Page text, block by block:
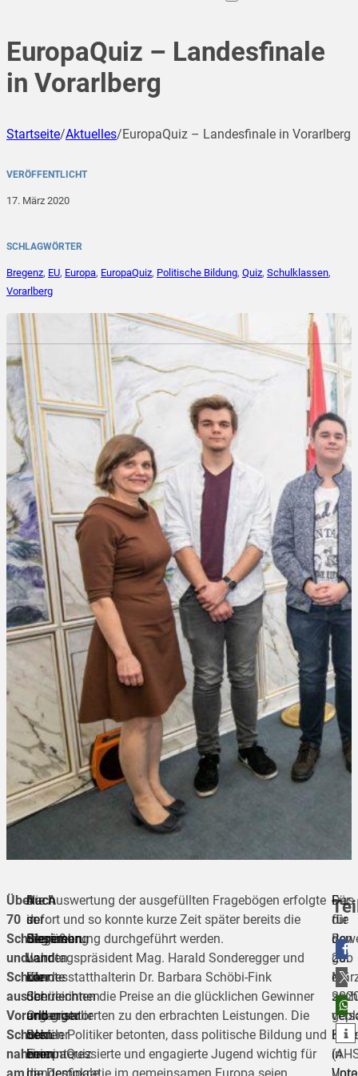
EuropaQuiz – Landesfinale
in Vorarlberg
Startseite/Aktuelles/EuropaQuiz – Landesfinale in Vorarlberg
VERÖFFENTLICHT
17. März 2020
SCHLAGWÖRTER
Bregenz, EU, Europa, EuropaQuiz, Politische Bildung, Quiz, Schulklassen,
Vorarlberg
Über
70
Schülerinnen
und
Schüler
aus
Vorarlberger
Schulen
nahmen
Auch
in
diesem
Jahr
konnte
der
Organisator
des
EuropaQuiz
Nach
der
Begrüßung
wurden
die
Schülerinnen
und
Schüler
beim
Die Auswertung der ausgefüllten Fragebögen erfolgte
sofort und so konnte kurze Zeit später bereits die
Siegerehrung durchgeführt werden.
Landtagspräsident Mag. Harald Sonderegger und
Landesstatthalterin Dr. Barbara Schöbi-Fink
überreichten die Preise an die glücklichen Gewinner
und gratulierten zu den erbrachten Leistungen. Die
beiden Politiker betonten, dass politische Bildung und
eine interessierte und engagierte Jugend wichtig für
Für
die
gab
es
Das
für
den
26.
in
teilen
teilen
teilen